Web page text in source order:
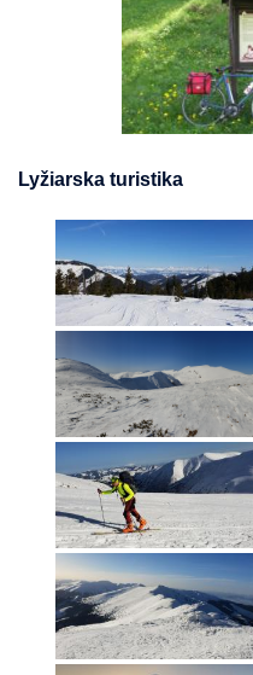
Lyžiarska turistika